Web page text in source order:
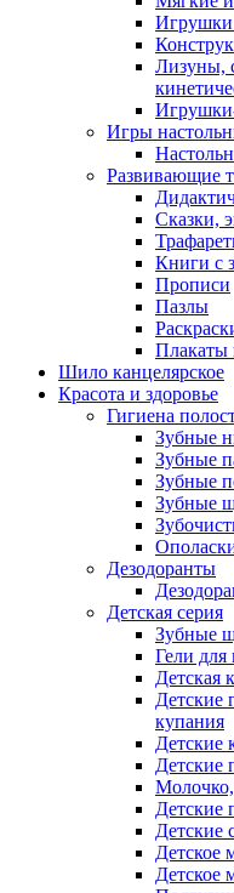
Игрушки
Лизуны,
Игры
Развивающие
Сказки,
Книги с
Прописи
Пазлы
Плакаты
Шило канцелярское
Красота и здоровье
Гигиена
Зубные
Зубные
Зубные
Зубные
Дезодоранты
Детская серия
Зубные
Гели для
Детская
Детские
купания
Детские
Детские
Молочко,
Детские
Детские
Детское
Детское